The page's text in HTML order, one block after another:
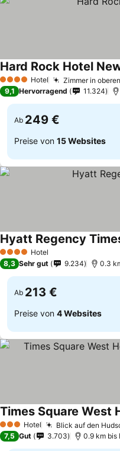
4 Sterne Hotel Zimmer in
Hard Rock Hotel
9,1 Hervorragend 11.324
Ab 249 €
Preise von 15 Websites
4 Sterne Hotel
Hyatt Regency
8,3 Sehr gut 9.234 0.3
Ab 213 €
Preise von 4 Websites
3 SterneHotel Blick auf den
7,5 Gut 3.703 0.9 km bis